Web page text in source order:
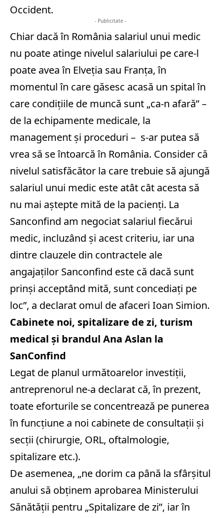
Occident.
- Publicitate -
Chiar dacă în România salariul unui medic
nu poate atinge nivelul salariului pe care-l
poate avea în Elveția sau Franța, în
momentul în care găsesc acasă un spital în
care condițiile de muncă sunt „ca-n afară” –
de la echipamente medicale, la
management și proceduri – s-ar putea să
vrea să se întoarcă în România. Consider că
nivelul satisfăcător la care trebuie să ajungă
salariul unui medic este atât cât acesta să
nu mai aștepte mită de la pacienți. La
Sanconfind am negociat salariul fiecărui
medic, incluzând și acest criteriu, iar una
dintre clauzele din contractele ale
angajaților Sanconfind este că dacă sunt
prinși acceptând mită, sunt concediați pe
loc”, a declarat omul de afaceri Ioan Simion.
Cabinete noi, spitalizare de zi, turism
medical şi brandul Ana Aslan la
SanConfind
Legat de planul următoarelor investiţii,
antreprenorul ne-a declarat că, în prezent,
toate eforturile se concentrează pe punerea
în funcţiune a noi cabinete de consultații și
secții (chirurgie, ORL, oftalmologie,
spitalizare etc.).
De asemenea, „ne dorim ca până la sfârșitul
anului să obținem aprobarea Ministerului
Sănătății pentru „Spitalizare de zi”, iar în